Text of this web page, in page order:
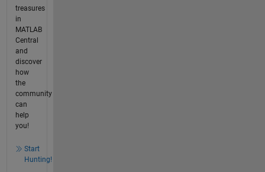
treasures
in
MATLAB
Central
and
discover
how
the
community
can
help
you!
Start
Hunting!